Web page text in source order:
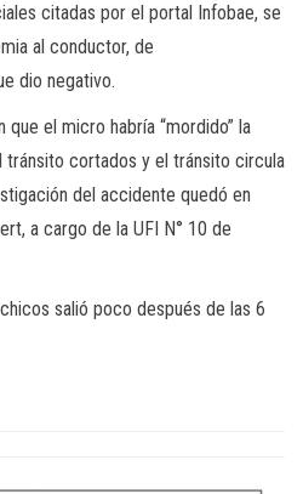
citadas por el portal Infobae, se
al conductor, de
dio negativo.
que el micro habría “mordido” la
tránsito cortados y el tránsito circula
del accidente quedó en
a cargo de la UFI N° 10 de
salió poco después de las 6